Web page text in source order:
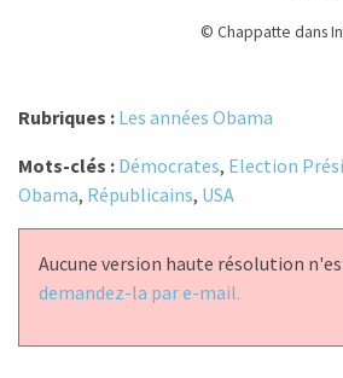
© Chappatte dans
Rubriques : Les années Obama
Mots-clés : Démocrates, Election
Obama, Républicains, USA
Aucune version haute résolution
demandez-la par e-mail.